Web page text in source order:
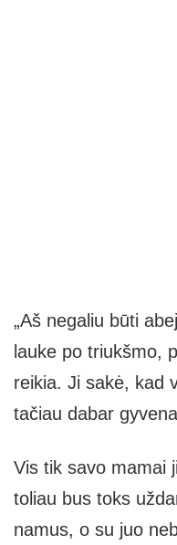
„Aš negaliu būti
lauke po triukšmo,
reikia. Ji sakė, kad
tačiau dabar
Vis tik savo mamai
toliau bus toks
namus, o su juo